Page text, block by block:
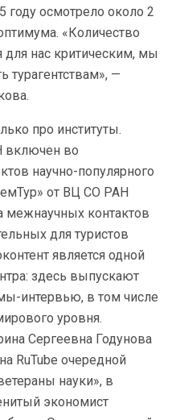
году осмотрело около 2
«Количество
нас критическим, мы
—
про институты.
включен во
научно-популярного
от ВЦ СО РАН
межнаучных контактов
для туристов
является одной
здесь выпускают
интервью, в том числе
уровня.
Сергеевна Годунова
RuTube очередной
науки», в
экономист